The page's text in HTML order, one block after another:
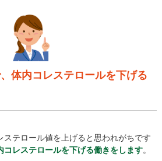
体内コレステロールを下げる
テロール値を上げると思われがちです
コレステロールを下げる働きをします。